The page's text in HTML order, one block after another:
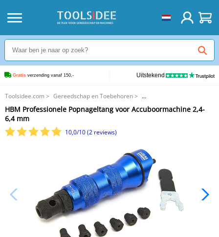
Gratis verzending vanaf 150,- Uitstekend
Toolsidee.com > Gereedschap en Toebehoren>
Boren, Borensets en Borencassettes
HBM Professionele Popnageltang voor Accuboormachine 2,4-6,4 mm
HBM Professionele Popnageltang voor Accuboormachine 2,4-
6,4 mm
10,0/10 (2 reviews)